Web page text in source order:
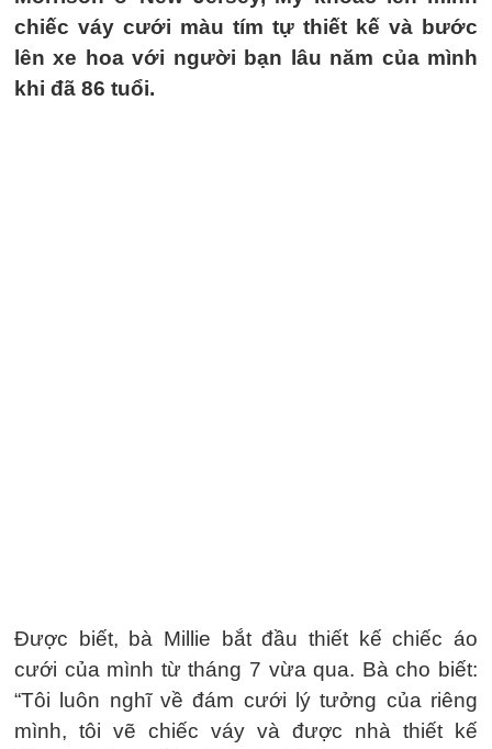
chiếc váy cưới màu tím tự thiết kế và bước
lên xe hoa với người bạn lâu năm của mình
khi đã 86 tuổi.
Được biết, bà Millie bắt đầu thiết kế chiếc áo
cưới của mình từ tháng 7 vừa qua. Bà cho biết:
“Tôi luôn nghĩ về đám cưới lý tưởng của riêng
mình, tôi vẽ chiếc váy và được nhà thiết kế